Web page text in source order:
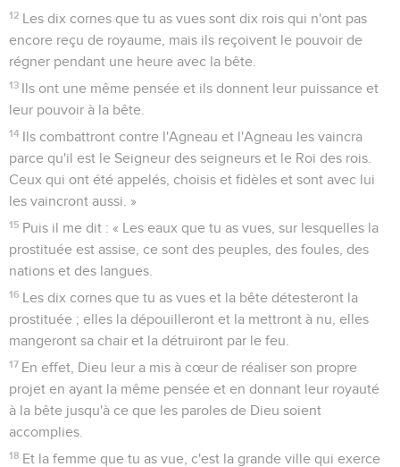
12 Les dix cornes que tu as vues sont dix rois qui n'ont pas
encore reçu de royaume, mais ils reçoivent le pouvoir de
régner pendant une heure avec la bête.
13 Ils ont une même pensée et ils donnent leur puissance et
leur pouvoir à la bête.
14 Ils combattront contre l'Agneau et l'Agneau les vaincra
parce qu'il est le Seigneur des seigneurs et le Roi des rois.
Ceux qui ont été appelés, choisis et fidèles et sont avec lui
les vaincront aussi. »
15 Puis il me dit : « Les eaux que tu as vues, sur lesquelles la
prostituée est assise, ce sont des peuples, des foules, des
nations et des langues.
16 Les dix cornes que tu as vues et la bête détesteront la
prostituée ; elles la dépouilleront et la mettront à nu, elles
mangeront sa chair et la détruiront par le feu.
17 En effet, Dieu leur a mis à cœur de réaliser son propre
projet en ayant la même pensée et en donnant leur royauté
à la bête jusqu'à ce que les paroles de Dieu soient
accomplies.
18 Et la femme que tu as vue, c'est la grande ville qui exerce